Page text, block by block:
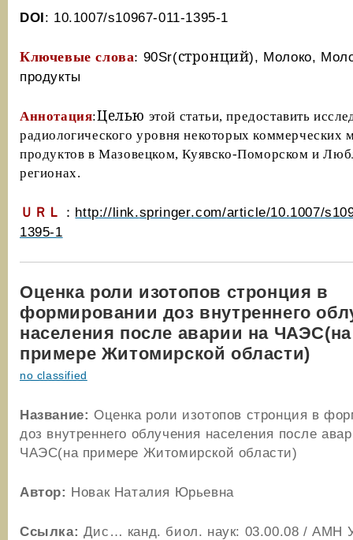
DOI: 10.1007/s10967-011-1395-1
Ключевые слова: 90Sr(стронций), Молоко,
продукты
Аннотация:Целью этой статьи, предоставить
радиологического уровня некоторых коммерческих
продуктов в Мазовецком, Куявско-Поморском и
регионах.
ＵＲＬ ： http://link.springer.com/article/10.1007/s
1395-1
Оценка роли изотопов стронция в
формировании доз внутреннего
населения после аварии на ЧАЭС(на
примере Житомирской области)
no classified
Название: Оценка роли изотопов стронция в
доз внутреннего облучения населения после
ЧАЭС(на примере Житомирской области)
Автор: Новак Наталия Юрьевна
Ссылка: Дис… канд. биол. наук: 03.00.08 / АМН